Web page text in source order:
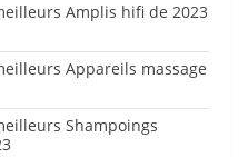
Amplis hifi de 2023
Appareils massage
Shampoings